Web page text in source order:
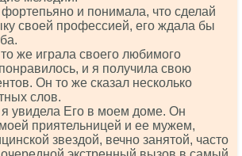
и понимала, что сделай
своей профессией, его ждала бы
же играла своего любимого
и я получила свою
Он то же сказал несколько
слов.
увидела Его в моем доме. Он
приятельницей и ее мужем,
звездой, вечно занятой, часто